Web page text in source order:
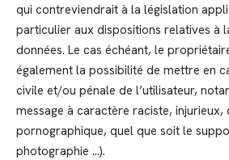
qui contreviendrait à la législation
particulier aux dispositions relatives à
données. Le cas échéant, le
également la possibilité de mettre en
civile et/ou pénale de l’utilisateur,
message à caractère raciste,
pornographique, quel que soit le
photographie …).